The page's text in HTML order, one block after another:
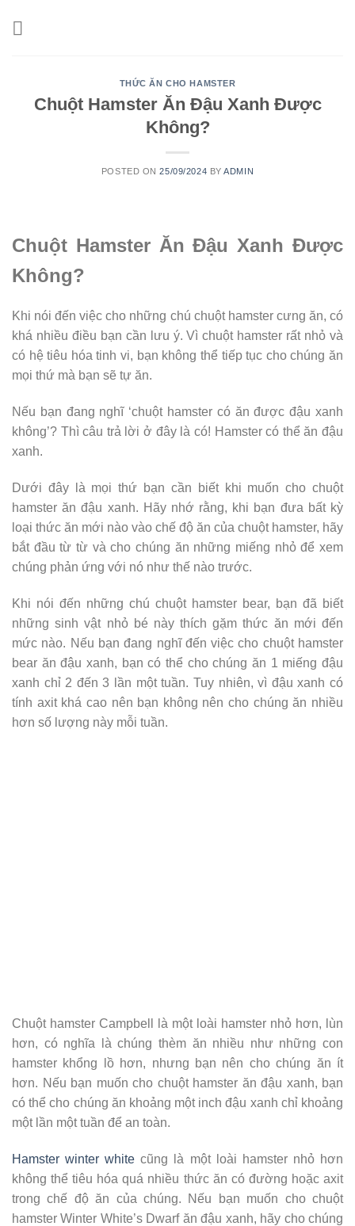
THỨC ĂN CHO HAMSTER
Chuột Hamster Ăn Đậu Xanh Được
Không?
POSTED ON25/09/2024 BYADMIN
Chuột Hamster Ăn Đậu Xanh Được
Không?
Khi nói đến việc cho những chú chuột hamster cưng ăn, có
khá nhiều điều bạn cần lưu ý. Vì chuột hamster rất nhỏ và
có hệ tiêu hóa tinh vi, bạn không thể tiếp tục cho chúng ăn
mọi thứ mà bạn sẽ tự ăn.
Nếu bạn đang nghĩ ‘chuột hamster có ăn được đậu xanh
không’? Thì câu trả lời ở đây là có! Hamster có thể ăn đậu
xanh.
Dưới đây là mọi thứ bạn cần biết khi muốn cho chuột
hamster ăn đậu xanh. Hãy nhớ rằng, khi bạn đưa bất kỳ
loại thức ăn mới nào vào chế độ ăn của chuột hamster, hãy
bắt đầu từ từ và cho chúng ăn những miếng nhỏ để xem
chúng phản ứng với nó như thế nào trước.
Khi nói đến những chú chuột hamster bear, bạn đã biết
những sinh vật nhỏ bé này thích gặm thức ăn mới đến
mức nào. Nếu bạn đang nghĩ đến việc cho chuột hamster
bear ăn đậu xanh, bạn có thể cho chúng ăn 1 miếng đậu
xanh chỉ 2 đến 3 lần một tuần. Tuy nhiên, vì đậu xanh có
tính axit khá cao nên bạn không nên cho chúng ăn nhiều
hơn số lượng này mỗi tuần.
Chuột hamster Campbell là một loài hamster nhỏ hơn, lùn
hơn, có nghĩa là chúng thèm ăn nhiều như những con
hamster khổng lồ hơn, nhưng bạn nên cho chúng ăn ít
hơn. Nếu bạn muốn cho chuột hamster ăn đậu xanh, bạn
có thể cho chúng ăn khoảng một inch đậu xanh chỉ khoảng
một lần một tuần để an toàn.
Hamster winter white cũng là một loài hamster nhỏ hơn
không thể tiêu hóa quá nhiều thức ăn có đường hoặc axit
trong chế độ ăn của chúng. Nếu bạn muốn cho chuột
hamster Winter White’s Dwarf ăn đậu xanh, hãy cho chúng